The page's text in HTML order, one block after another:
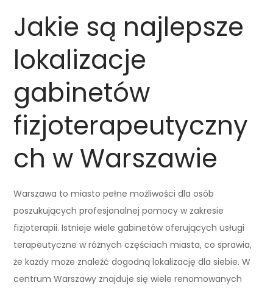
Jakie są najlepsze
lokalizacje
gabinetów
fizjoterapeutyczny
ch w Warszawie
Warszawa to miasto pełne możliwości dla osób
poszukujących profesjonalnej pomocy w zakresie
fizjoterapii. Istnieje wiele gabinetów oferujących usługi
terapeutyczne w różnych częściach miasta, co sprawia,
że każdy może znaleźć dogodną lokalizację dla siebie. W
centrum Warszawy znajduje się wiele renomowanych